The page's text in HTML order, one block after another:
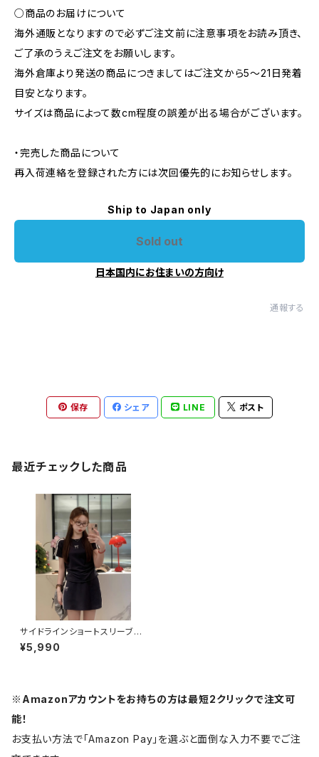
○商品のお届けについて
海外通販となりますので必ずご注文前に注意事項をお読み頂き、
ご了承のうえご注文をお願いします。
海外倉庫より発送の商品につきましてはご注文から5〜21日発着
目安となります。
サイズは商品によって数cm程度の誤差が出る場合がございます。
・完売した商品について
再入荷連絡を登録された方には次回優先的にお知らせします。
Ship to Japan only
Sold out
日本国内にお住まいの方向け
通報する
保存 シェア LINE ポスト
最近チェックした商品
サイドラインショートスリーブセ
ット 1013-240806014set
¥5,990
※Amazonアカウントをお持ちの方は最短2クリックで注文可
能！
お支払い方法で「Amazon Pay」を選ぶと面倒な入力不要でご注